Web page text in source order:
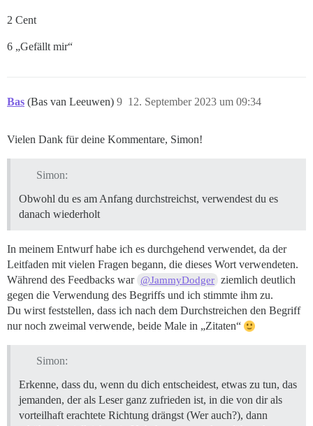
2 Cent
6 „Gefällt mir“
Bas (Bas van Leeuwen) 12. September 2023 um 09:34
9
Vielen Dank für deine Kommentare, Simon!
Simon:
Obwohl du es am Anfang durchstreichst, verwendest du es
danach wiederholt
In meinem Entwurf habe ich es durchgehend verwendet, da der
Leitfaden mit vielen Fragen begann, die dieses Wort verwendeten.
Während des Feedbacks war @JammyDodger ziemlich deutlich
gegen die Verwendung des Begriffs und ich stimmte ihm zu.
Du wirst feststellen, dass ich nach dem Durchstreichen den Begriff
nur noch zweimal verwende, beide Male in „Zitaten“
Simon:
Erkenne, dass du, wenn du dich entscheidest, etwas zu tun, das
jemanden, der als Leser ganz zufrieden ist, in die von dir als
vorteilhaft erachtete Richtung drängst (Wer auch?), dann